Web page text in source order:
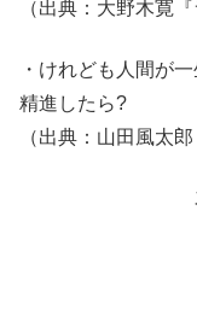
（出典：大野木寛
・けれども人間が一
精進したら?
（出典：山田風太